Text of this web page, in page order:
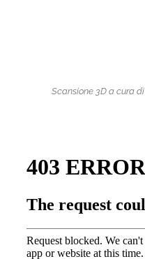
Scansione 3D a cura di